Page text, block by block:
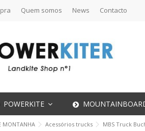
Quem somos News Contacto
POWERKITE
MONTANHA Acessórios trucks MBS Truck